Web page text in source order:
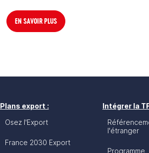
EN SAVOIR PLUS
Plans export :
Osez l'Export
France 2030 Export
Intégrer la
l'étranger
Programme